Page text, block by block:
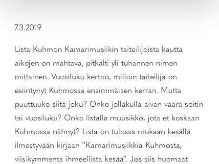
7.3.2019
Lista Kuhmon Kamarimusiikin taiteilijoista kautta
aikojen on mahtava, pitkälti yli tuhannen nimen
mittainen. Vuosiluku kertoo, milloin taiteilija on
esiintynyt Kuhmossa ensimmäisen kerran. Mutta
puuttuuko siitä joku? Onko jollakulla aivan väärä soitin
tai vuosiluku? Onko listalla muusikko, jota et koskaan
Kuhmossa nähnyt? Lista on tulossa mukaan kesällä
ilmestyvään kirjaan ”Kamarimusiikkia Kuhmosta,
viisikymmentä ihmeellistä kesää”. Jos siis huomaat